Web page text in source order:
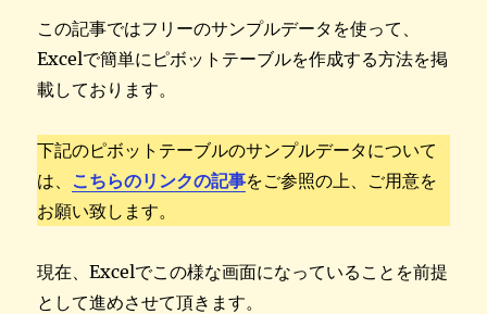
この記事ではフリーのサンプルデータを使って、
Excelで簡単にピボットテーブルを作成する方法を掲
載しております。
下記のピボットテーブルのサンプルデータについて
は、 こちらのリンクの記事をご参照の上、ご用意を
お願い致します。
現在、Excelでこの様な画面になっていることを前提
として進めさせて頂きます。